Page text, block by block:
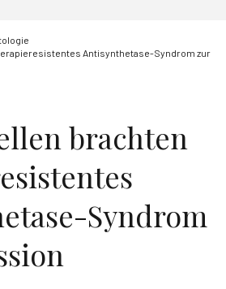
Antisynthetase-Syndrom zur
brachten
Syndrom